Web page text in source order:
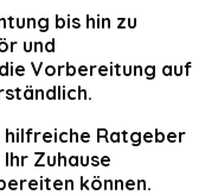
bis hin zu
und
Vorbereitung auf
hilfreiche Ratgeber
Zuhause
können.